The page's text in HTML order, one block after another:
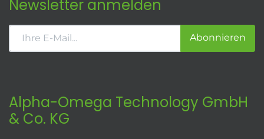
Newsletter anmelden
Abonnieren
Alpha-Omega Technology GmbH
& Co. KG